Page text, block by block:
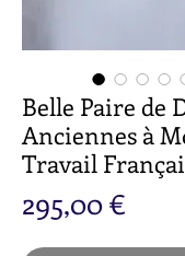
Belle Paire de
Anciennes à
Travail
295,00 €